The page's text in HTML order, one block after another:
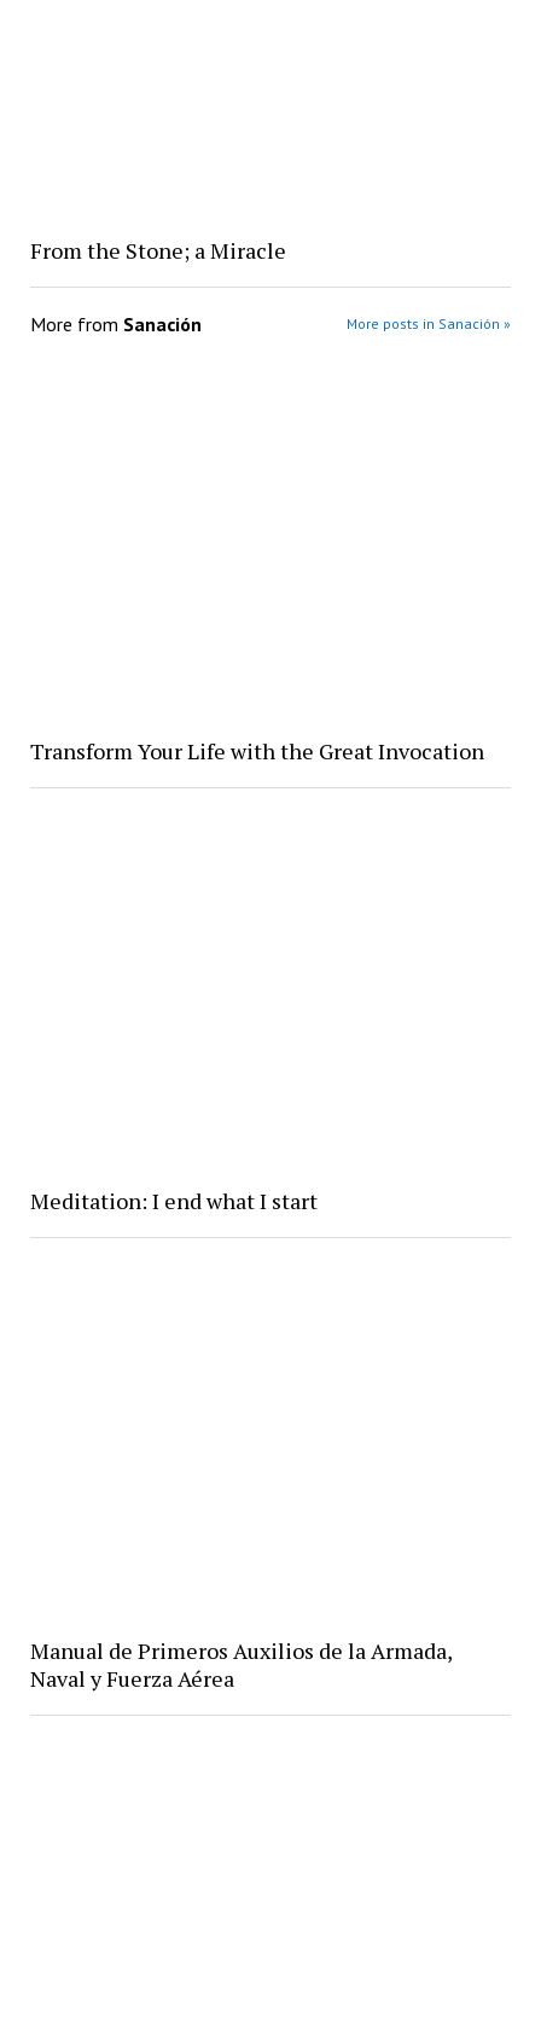
From the Stone; a Miracle
More from Sanación More posts in Sanación »
Transform Your Life with the Great Invocation
Meditation: I end what I start
Manual de Primeros Auxilios de la Armada,
Naval y Fuerza Aérea